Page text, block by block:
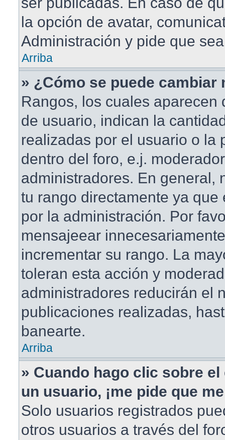
la opción de avatar,
Administración y pide que
Arriba
» ¿Cómo se puede cambiar
Rangos, los cuales aparecen
de usuario, indican la
realizadas por el usuario o la
dentro del foro, e.j.
administradores. En general,
tu rango directamente ya que
por la administración. Por
mensajeear
incrementar su rango. La
toleran esta acción y
administradores reducirán el
publicaciones realizadas,
banearte.
Arriba
» Cuando hago clic sobre
un usuario, ¡me pide que
Solo usuarios registrados
otros usuarios a través del